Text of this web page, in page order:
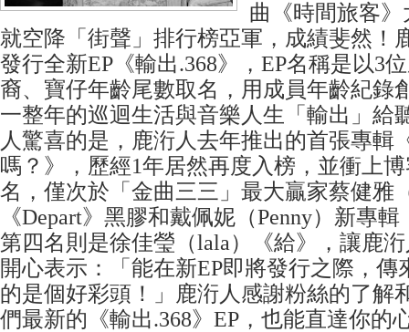
曲《時間旅客
就空降「街聲」排行榜亞軍，成績斐然！
發行全新EP《輸出.368》，EP名稱是以3
裔、寶仔年齡尾數取名，用成員年齡紀錄
一整年的巡迴生活與音樂人生「輸出」給
人驚喜的是，鹿洐人去年推出的首張專輯
嗎？》，歷經1年居然再度入榜，並衝上
名，僅次於「金曲三三」最大贏家蔡健雅
《Depart》黑膠和戴佩妮（Penny）新專
第四名則是徐佳瑩（lala）《給》，讓鹿
開心表示：「能在新EP即將發行之際，傳
的是個好彩頭！」鹿洐人感謝粉絲的了解
們最新的《輸出.368》EP，也能直達你的